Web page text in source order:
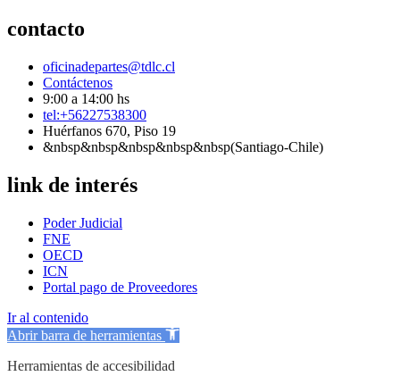
contacto
oficinadepartes@tdlc.cl
Contáctenos
9:00 a 14:00 hs
tel:+56227538300
Huérfanos 670, Piso 19
&nbsp&nbsp&nbsp&nbsp&nbsp(Santiago-Chile)
link de interés
Poder Judicial
FNE
OECD
ICN
Portal pago de Proveedores
Ir al contenido
Abrir barra de herramientas
Herramientas de accesibilidad